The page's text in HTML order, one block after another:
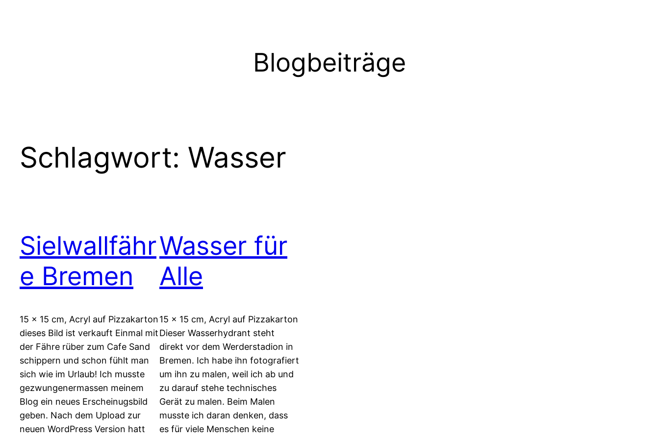
Blogbeiträge
Schlagwort: Wasser
Sielwallfähr
e Bremen
15 x 15 cm, Acryl auf Pizzakarton
dieses Bild ist verkauft Einmal mit
der Fähre rüber zum Cafe Sand
schippern und schon fühlt man
sich wie im Urlaub! Ich musste
gezwungenermassen meinem
Blog ein neues Erscheinugsbild
geben. Nach dem Upload zur
neuen WordPress Version hatt
Wasser für
Alle
15 x 15 cm, Acryl auf Pizzakarton
Dieser Wasserhydrant steht
direkt vor dem Werderstadion in
Bremen. Ich habe ihn fotografiert
um ihn zu malen, weil ich ab und
zu darauf stehe technisches
Gerät zu malen. Beim Malen
musste ich daran denken, dass
es für viele Menschen keine